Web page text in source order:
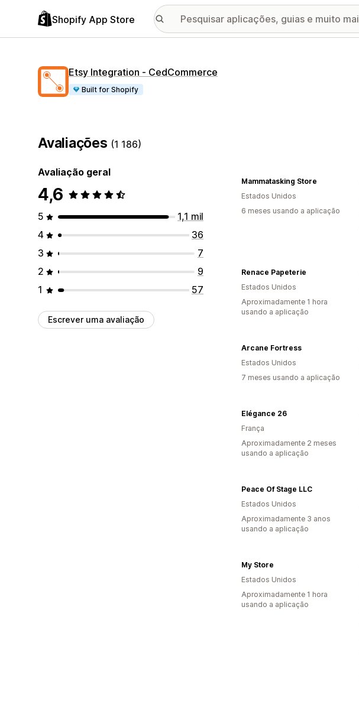
Shopify App Store
Etsy Integration ‑ CedCommerce
Built for Shopify
Avaliações (1 186)
Avaliação geral
4,6
5
1,1 mil
4
36
3
7
2
9
1
57
Escrever uma avaliação
Mammatasking Store
Estados Unidos
6 meses usando a aplicação
Renace Papeterie
Estados Unidos
Aproximadamente 1 hora
usando a aplicação
Arcane Fortress
Estados Unidos
7 meses usando a aplicação
Elégance 26
França
Aproximadamente 2 meses
usando a aplicação
Peace Of Stage LLC
Estados Unidos
Aproximadamente 3 anos
usando a aplicação
My Store
Estados Unidos
Aproximadamente 1 hora
usando a aplicação